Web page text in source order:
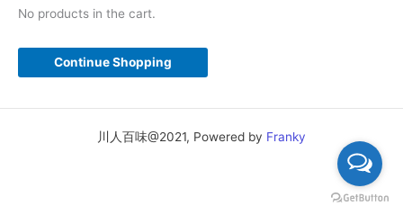
No products in the cart.
Continue Shopping
川人百味@2021, Powered by Franky